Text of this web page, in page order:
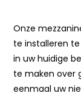
Onze
te installeren
in uw huidige
te maken over
eenmaal uw